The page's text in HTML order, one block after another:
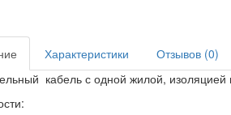
Характеристики
Отзывов (0)
кабель с одной жилой,